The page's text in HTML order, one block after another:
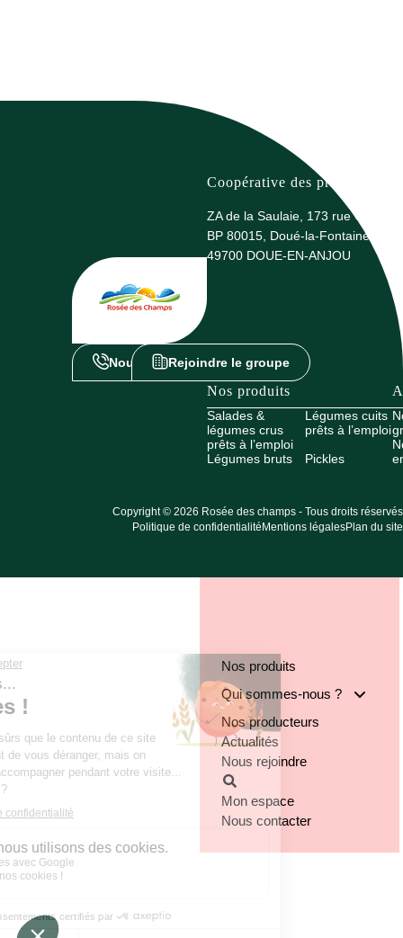
Nous contacterRejoindre le groupe
Coopérative des producteurs
ZA de la Saulaie, 173 rue G. Eiffel
BP 80015, Doué-la-Fontaine
49700 DOUE-EN-ANJOU
Nos produits
Salades &
légumes crus
prêts à l’emploi
Légumes cuits
prêts à l’emploi
Légumes bruts
Pickles
Copyright © 2026 Rosée des champs - Tous droits réservés
Politique de confidentialité Mentions légalesPlan du site
Nos produits
Qui sommes-nous ?
Notre groupe
Nos engagements
Notre implantation
Nos producteurs
Actualités
Nous rejoindre
Mon espace
Nous contacter